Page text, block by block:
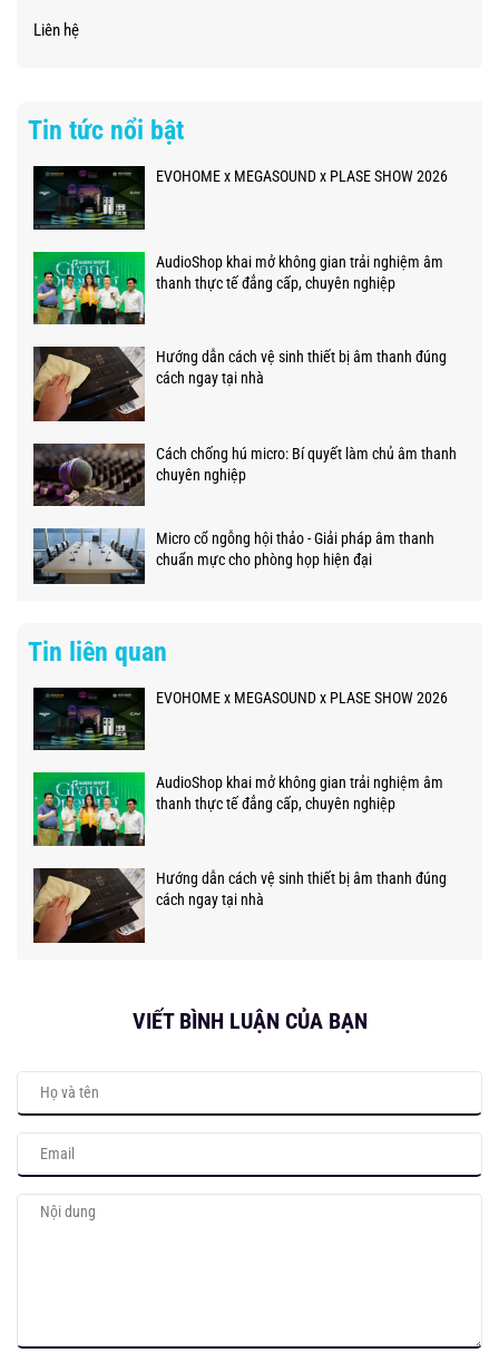
Liên hệ
Tin tức nổi bật
EVOHOME x MEGASOUND x PLASE SHOW 2026
AudioShop khai mở không gian trải nghiệm âm
thanh thực tế đẳng cấp, chuyên nghiệp
Hướng dẫn cách vệ sinh thiết bị âm thanh đúng
cách ngay tại nhà
Cách chống hú micro: Bí quyết làm chủ âm thanh
chuyên nghiệp
Micro cổ ngỗng hội thảo - Giải pháp âm thanh
chuẩn mực cho phòng họp hiện đại
Tin liên quan
EVOHOME x MEGASOUND x PLASE SHOW 2026
AudioShop khai mở không gian trải nghiệm âm
thanh thực tế đẳng cấp, chuyên nghiệp
Hướng dẫn cách vệ sinh thiết bị âm thanh đúng
cách ngay tại nhà
VIẾT BÌNH LUẬN CỦA BẠN